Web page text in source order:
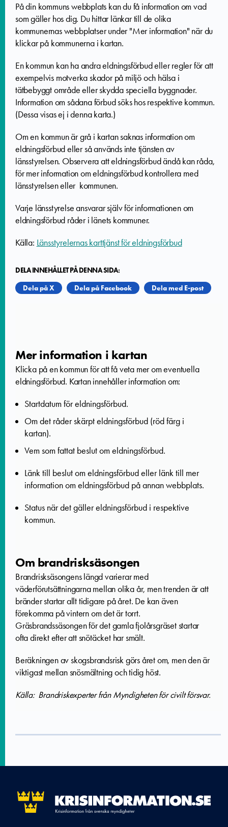
På din kommuns webbplats kan du få information om vad
som gäller hos dig. Du hittar länkar till de olika
kommunernas webbplatser under "Mer information" när du
klickar på kommunerna i kartan.
En kommun kan ha andra eldningsförbud eller regler för att
exempelvis motverka skador på miljö och hälsa i
tätbebyggt område eller skydda speciella byggnader.
Information om sådana förbud söks hos respektive kommun.
(Dessa visas ej i denna karta.)
Om en kommun är grå i kartansaknas information om
eldningsförbud eller så används inte tjänsten av
länsstyrelsen. Observera att eldningsförbud ändå kan råda,
för mer information om eldningsförbud kontrollera med
länsstyrelsen eller kommunen.
Varje länsstyrelse ansvarar själv för informationen om
eldningsförbud råder i länets kommuner.
Källa: Länsstyrelernas karttjänst för eldningsförbud
DELA INNEHÅLLET PÅ DENNA SIDA:
Dela på X
Dela på Facebook Dela med E-post
Mer information i kartan
Klicka på en kommun för att få veta mer om eventuella
eldningsförbud. Kartan innehåller information om:
Startdatum för eldningsförbud.
Om det råder skärpt eldningsförbud (röd färg i
kartan).
Vem som fattat beslut om eldningsförbud.
Länk till beslut om eldningsförbud eller länk till mer
information om eldningsförbud på annan webbplats.
Status när det gäller eldningsförbud i respektive
kommun.
Om brandrisksäsongen
Brandrisksäsongens längd varierar med
väderförutsättningarna mellan olika år, men trenden är att
bränder startar allt tidigare på året. De kan även
förekomma på vintern om det är torrt.
Gräsbrandssäsongen för det gamla fjolårsgräset startar
ofta direkt efter att snötäcket har smält.
Beräkningen av skogsbrandsrisk görs året om, men den är
viktigast mellan snösmältning och tidig höst.
Källa: Brandriskexperter från Myndigheten för civilt försvar.